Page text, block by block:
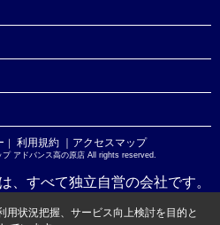
｜ 利用規約 ｜アクセスマップ
アドバンス高の原店 All rights reserved.
、すべて独立自営の会社です。
用状況把握、サービス向上検討を目的と